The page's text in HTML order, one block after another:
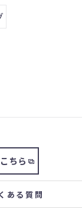
ちら
ある質問